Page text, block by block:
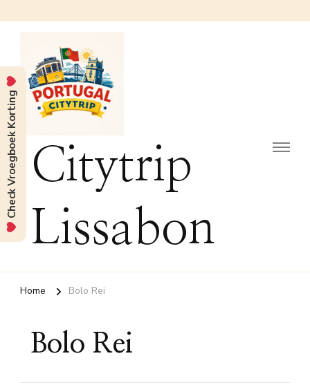
Citytrip
Lissabon
Home Bolo Rei
Bolo Rei
Check Vroegboek Korting